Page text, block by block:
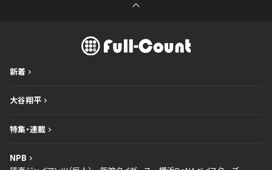
新着
大谷翔平
特集・連載
NPB